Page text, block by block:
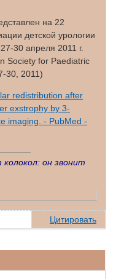
на 22
детской урологии
30 апреля 2011 г.
Society for Paediatric
30, 2011)
redistribution after
exstrophy by 3-
imaging. - PubMed -
он звонит
Цитировать